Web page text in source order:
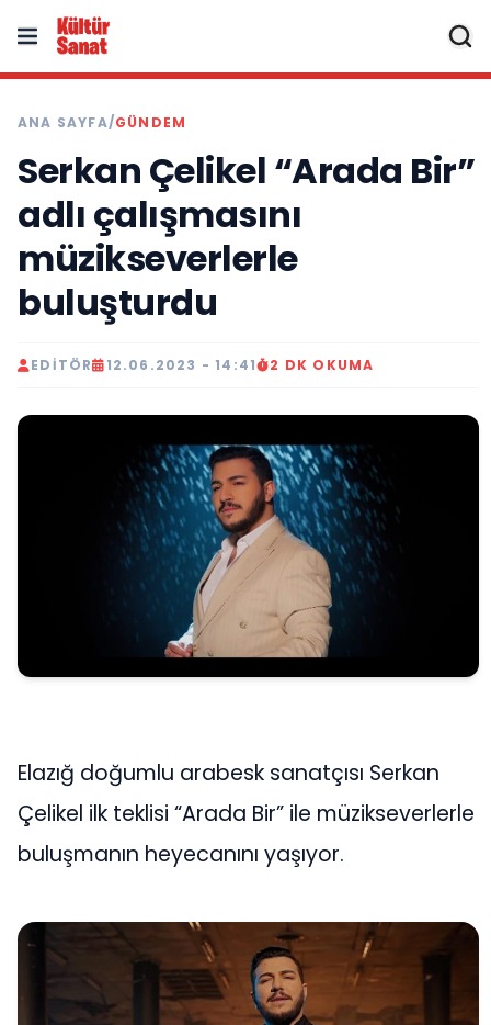
ANA SAYFA/GÜNDEM
Serkan Çelikel “Arada Bir”
adlı çalışmasını
müzikseverlerle
buluşturdu
EDITÖR 12.06.2023 - 14:41 2 DK OKUMA
Elazığ doğumlu arabesk sanatçısı Serkan
Çelikel ilk teklisi “Arada Bir” ile müzikseverlerle
buluşmanın heyecanını yaşıyor.